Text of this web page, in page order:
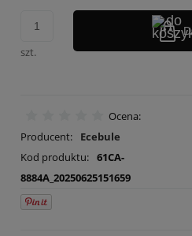
szt.
Ocena:
Producent:
Ecebule
Kod produktu: 61CA-
8884A_20250625151659